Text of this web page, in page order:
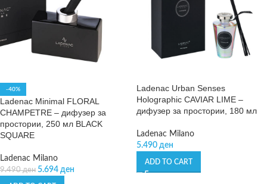
-40%
Ladenac Minimal FLORAL
CHAMPETRE – дифузер за
простории, 250 мл BLACK
SQUARE
Ladenac Milano
9.490ден 5.694 ден
Ladenac Urban Senses
Holographic CAVIAR LIME –
дифузер за простории, 180 мл
Ladenac Milano
5.490 ден
ADD TO CART